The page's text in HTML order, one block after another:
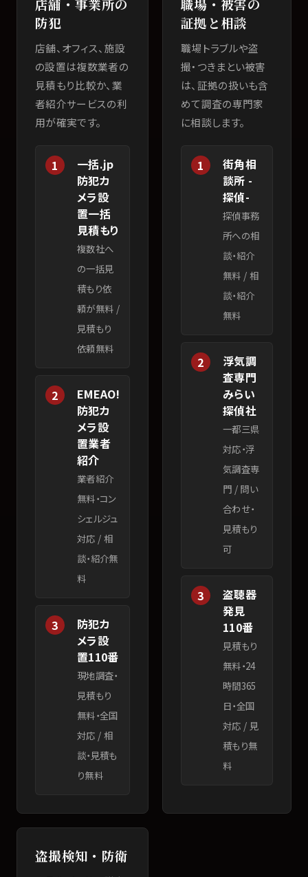
店舗・事業所の
防犯
店舗、オフィス、施設
の設置は複数業者の
見積もり比較か、業
者紹介サービスの利
用が確実です。
1
一括.jp
防犯カ
メラ設
置一括
見積もり
複数社へ
の一括見
積もり依
頼が無料 /
見積もり
依頼無料
2
EMEAO!
防犯カ
メラ設
置業者
紹介
業者紹介
無料・コン
シェルジュ
対応 / 相
談・紹介無
料
3
防犯カ
メラ設
置110番
現地調査・
見積もり
無料・全国
対応 / 相
談・見積も
り無料
職場・被害の
証拠と相談
職場トラブルや盗
撮・つきまとい被害
は、証拠の扱いも含
めて調査の専門家
に相談します。
1
街角相
談所 -
探偵-
探偵事務
所への相
談・紹介
無料 / 相
談・紹介
無料
2
浮気調
査専門
みらい
探偵社
一都三県
対応・浮
気調査専
門 / 問い
合わせ・
見積もり
可
3
盗聴器
発見
110番
見積もり
無料・24
時間365
日・全国
対応 / 見
積もり無
料
盗撮検知・防衛